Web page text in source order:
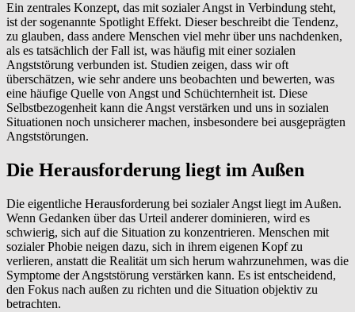
Ein zentrales Konzept, das mit sozialer Angst in Verbindung steht,
ist der sogenannte Spotlight Effekt. Dieser beschreibt die Tendenz,
zu glauben, dass andere Menschen viel mehr über uns nachdenken,
als es tatsächlich der Fall ist, was häufig mit einer sozialen
Angststörung verbunden ist. Studien zeigen, dass wir oft
überschätzen, wie sehr andere uns beobachten und bewerten, was
eine häufige Quelle von Angst und Schüchternheit ist. Diese
Selbstbezogenheit kann die Angst verstärken und uns in sozialen
Situationen noch unsicherer machen, insbesondere bei ausgeprägten
Angststörungen.
Die Herausforderung liegt im Außen
Die eigentliche Herausforderung bei sozialer Angst liegt im Außen.
Wenn Gedanken über das Urteil anderer dominieren, wird es
schwierig, sich auf die Situation zu konzentrieren. Menschen mit
sozialer Phobie neigen dazu, sich in ihrem eigenen Kopf zu
verlieren, anstatt die Realität um sich herum wahrzunehmen, was die
Symptome der Angststörung verstärken kann. Es ist entscheidend,
den Fokus nach außen zu richten und die Situation objektiv zu
betrachten.